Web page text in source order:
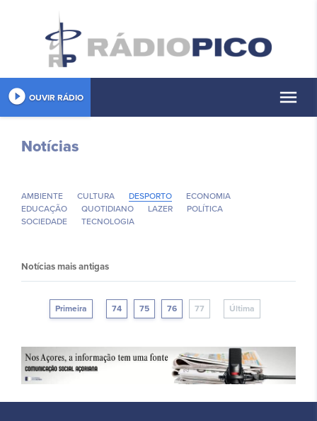
play_circle_filled OUVIR RÁDIO menu
Notícias
AMBIENTE CULTURA DESPORTO
ECONOMIA
EDUCAÇÃO
QUOTIDIANO LAZER
POLÍ­TICA
SOCIEDADE
TECNOLOGIA
Notícias mais antigas
Primeira 74 75 76 77 Última